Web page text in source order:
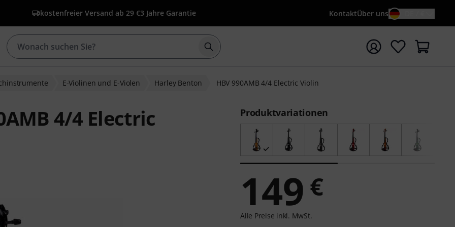
kostenfreier Versand ab 29 €3 Jahre Garantie KontaktÜber uns
Suche mit Suchwort {searchTerm} starten
E-Violinen und E-Violen Harley Benton HBV 990AMB 4/4 Electric Violin
4/4 Electric
Produktvariationen
149 €
Alle Preise inkl. MwSt.